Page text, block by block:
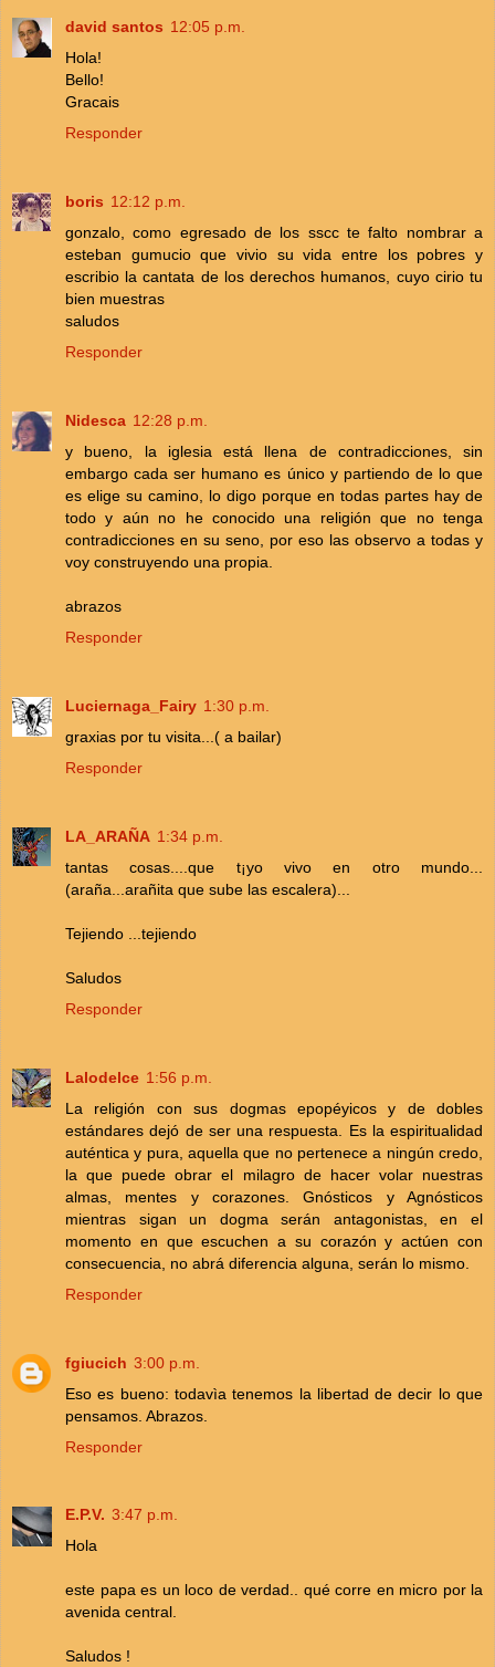
david santos 12:05 p.m.
Hola!
Bello!
Gracais
Responder
boris 12:12 p.m.
gonzalo, como egresado de los sscc te falto nombrar a
esteban gumucio que vivio su vida entre los pobres y
escribio la cantata de los derechos humanos, cuyo cirio tu
bien muestras
saludos
Responder
Nidesca 12:28 p.m.
y bueno, la iglesia está llena de contradicciones, sin
embargo cada ser humano es único y partiendo de lo que
es elige su camino, lo digo porque en todas partes hay de
todo y aún no he conocido una religión que no tenga
contradicciones en su seno, por eso las observo a todas y
voy construyendo una propia.
abrazos
Responder
Luciernaga_Fairy 1:30 p.m.
graxias por tu visita...( a bailar)
Responder
LA_ARAÑA 1:34 p.m.
tantas cosas....que t¡yo vivo en otro mundo...
(araña...arañita que sube las escalera)...
Tejiendo ...tejiendo
Saludos
Responder
Lalodelce 1:56 p.m.
La religión con sus dogmas epopéyicos y de dobles
estándares dejó de ser una respuesta. Es la espiritualidad
auténtica y pura, aquella que no pertenece a ningún credo,
la que puede obrar el milagro de hacer volar nuestras
almas, mentes y corazones. Gnósticos y Agnósticos
mientras sigan un dogma serán antagonistas, en el
momento en que escuchen a su corazón y actúen con
consecuencia, no abrá diferencia alguna, serán lo mismo.
Responder
fgiucich 3:00 p.m.
Eso es bueno: todavìa tenemos la libertad de decir lo que
pensamos. Abrazos.
Responder
E.P.V. 3:47 p.m.
Hola
este papa es un loco de verdad.. qué corre en micro por la
avenida central.
Saludos !